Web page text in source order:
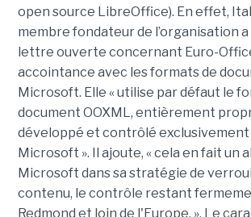
open source LibreOffice). En effet,
membre fondateur de l’organisation
lettre ouverte concernant Euro-
accointance avec les formats de
Microsoft. Elle « utilise par défaut le
document OOXML, entièrement
développé et contrôlé exclusivement
Microsoft ». Il ajoute, « cela en fait un
Microsoft dans sa stratégie de
contenu, le contrôle restant
Redmond et loin de l'Europe. ». Le